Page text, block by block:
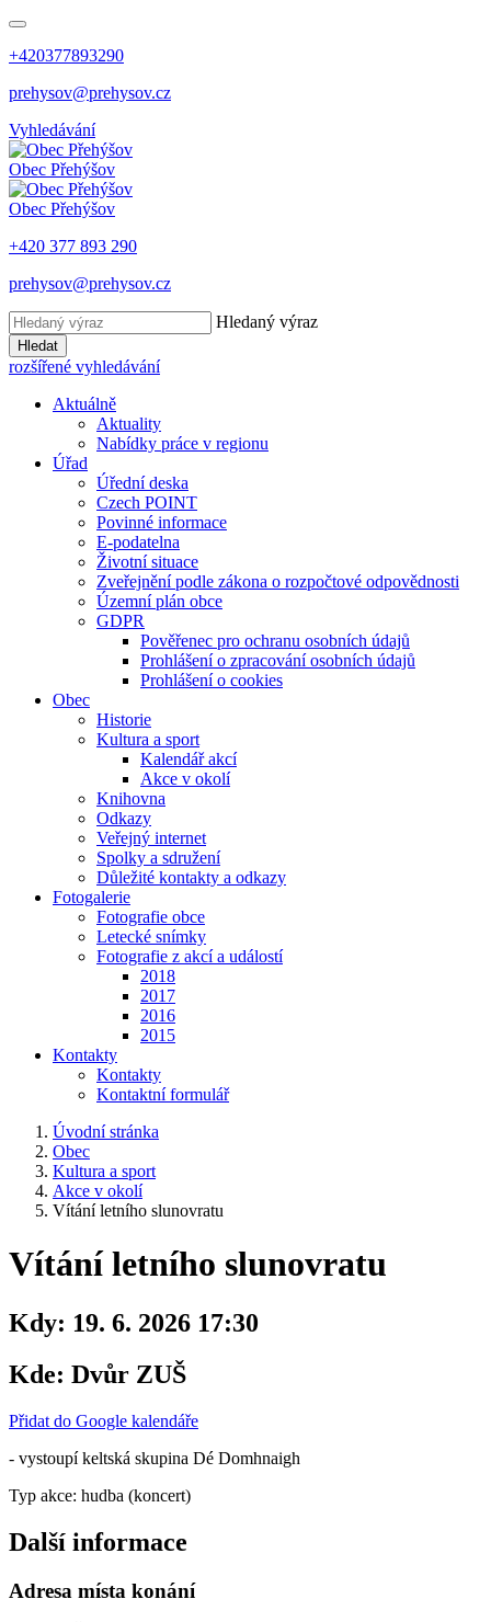
+420377893290
prehysov@prehysov.cz
Vyhledávání
Obec Přehýšov
Obec Přehýšov
+420 377 893 290
prehysov@prehysov.cz
Hledaný výraz
Hledat
rozšířené vyhledávání
Aktuálně
Aktuality
Nabídky práce v regionu
Úřad
Úřední deska
Czech POINT
Povinné informace
E-podatelna
Životní situace
Zveřejnění podle zákona o rozpočtové odpovědnosti
Územní plán obce
GDPR
Pověřenec pro ochranu osobních údajů
Prohlášení o zpracování osobních údajů
Prohlášení o cookies
Obec
Historie
Kultura a sport
Kalendář akcí
Akce v okolí
Knihovna
Odkazy
Veřejný internet
Spolky a sdružení
Důležité kontakty a odkazy
Fotogalerie
Fotografie obce
Letecké snímky
Fotografie z akcí a událostí
2018
2017
2016
2015
Kontakty
Kontakty
Kontaktní formulář
Úvodní stránka
Obec
Kultura a sport
Akce v okolí
Vítání letního slunovratu
Vítání letního slunovratu
Kdy: 19. 6. 2026 17:30
Kde: Dvůr ZUŠ
Přidat do Google kalendáře
- vystoupí keltská skupina Dé Domhnaigh
Typ akce: hudba (koncert)
Další informace
Adresa místa konání